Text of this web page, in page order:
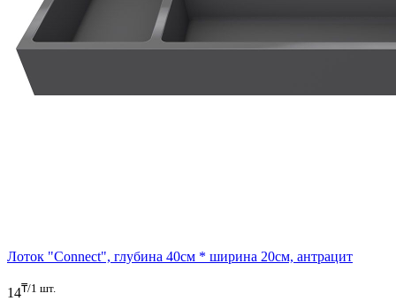
Лоток "Connect", глубина 40см * ширина 20см, антрацит
14₸/1 шт.